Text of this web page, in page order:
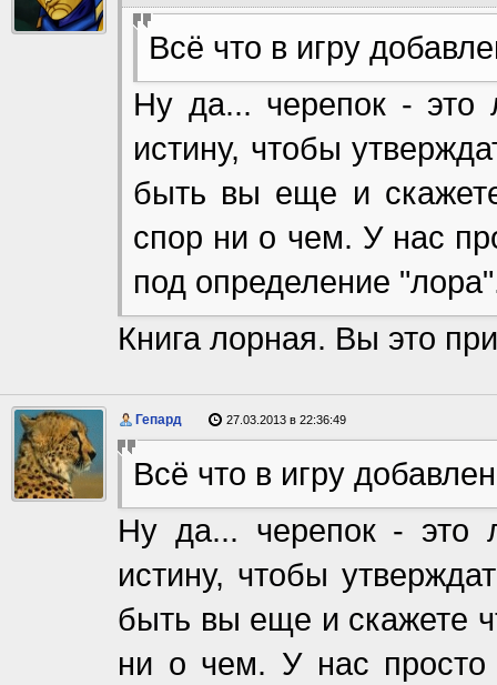
Всё что в игру
Ну да... черепок -
истину, чтобы
быть вы еще и
спор ни о чем. У нас
под определение
Книга лорная. Вы это
Гепард 27.03.2013 в 22:36:49
Всё что в игру
Ну да... черепок - это
истину, чтобы
быть вы еще и скажете
ни о чем. У нас просто